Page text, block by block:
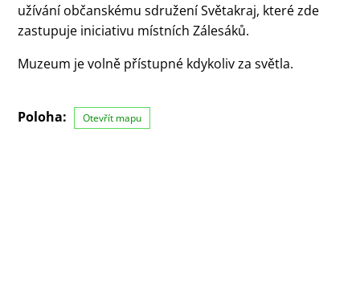
užívání občanskému sdružení Světakraj, které zde
zastupuje iniciativu místních Zálesáků.
Muzeum je volně přístupné kdykoliv za světla.
Poloha: Otevřít mapu